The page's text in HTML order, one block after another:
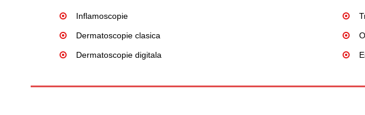
Inflamoscopie
Dermatoscopie clasica
Dermatoscopie digitala